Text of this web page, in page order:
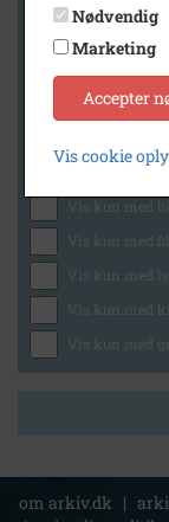
Generelt
Vis kun med
Vis kun med
Vis kun med
Vis kun med
Vis kun med
om arkiv.dk |
Nødvendig
Marketing
Accepter
Vis cookie